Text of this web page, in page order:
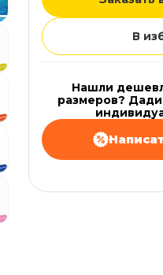
В
Нашли
размеров?